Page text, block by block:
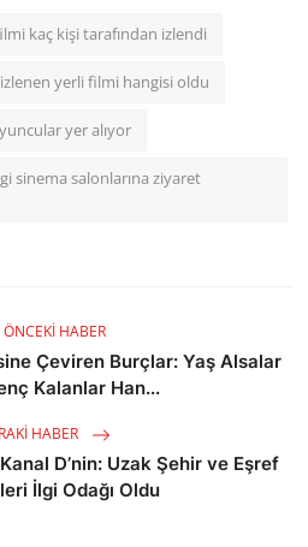
kaç kişi tarafından izlendi
izlenen yerli filmi hangisi oldu
yer alıyor
sinema salonlarına ziyaret
ÖNCEKI HABER
Çeviren Burçlar: Yaş Alsalar
Kalanlar Han...
HABER
D’nin: Uzak Şehir ve Eşref
İlgi Odağı Oldu